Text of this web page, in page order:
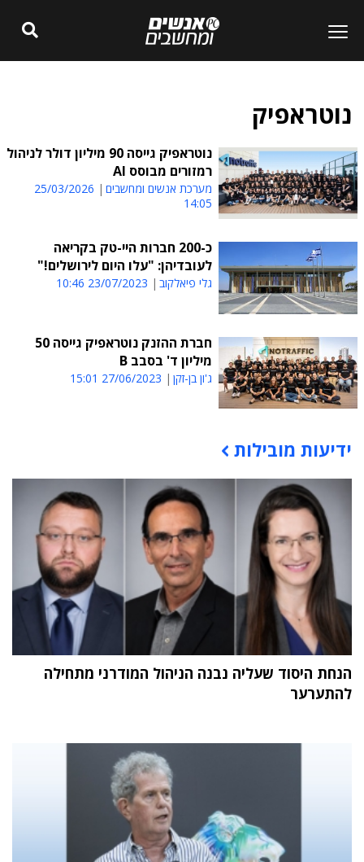
נוטראפיק
נוטראפיק גייסה 90 מיליון דולר לניהול
רמזורים מבוסס AI
מערכת אנשים ומחשבים
25/03/2026
14:05
כ-200 חברות היי-טק בקריאה
לעובדיהן: "עלו היום לירושלים!"
גלי פיאלקוב 23/07/2023 10:46
חברת ההזנק נוטראפיק גייסה 50
מיליון ד' בסבב B
ג'ון בן-זקן 27/06/2023 15:01
תוכן פרסומי
ידיעות מובילות
הנחת היסוד שעליה נבנה הניהול המודרני מתחילה
להתערער